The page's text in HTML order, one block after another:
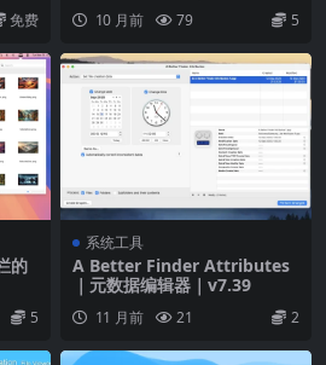
免费 10 月前 79 5
的
5
系统工具
A Better Finder Attributes
｜元数据编辑器｜v7.39
11 月前 21 2